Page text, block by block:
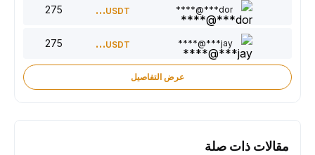
dor***@****
220USDT
jay***@****
150USDT
عرض التفاصيل
مقالات ذات صلة